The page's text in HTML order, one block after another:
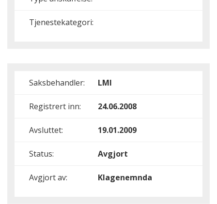
Tjenestekategori:
Saksbehandler: LMI
Registrert inn: 24.06.2008
Avsluttet: 19.01.2009
Status: Avgjort
Avgjort av: Klagenemnda